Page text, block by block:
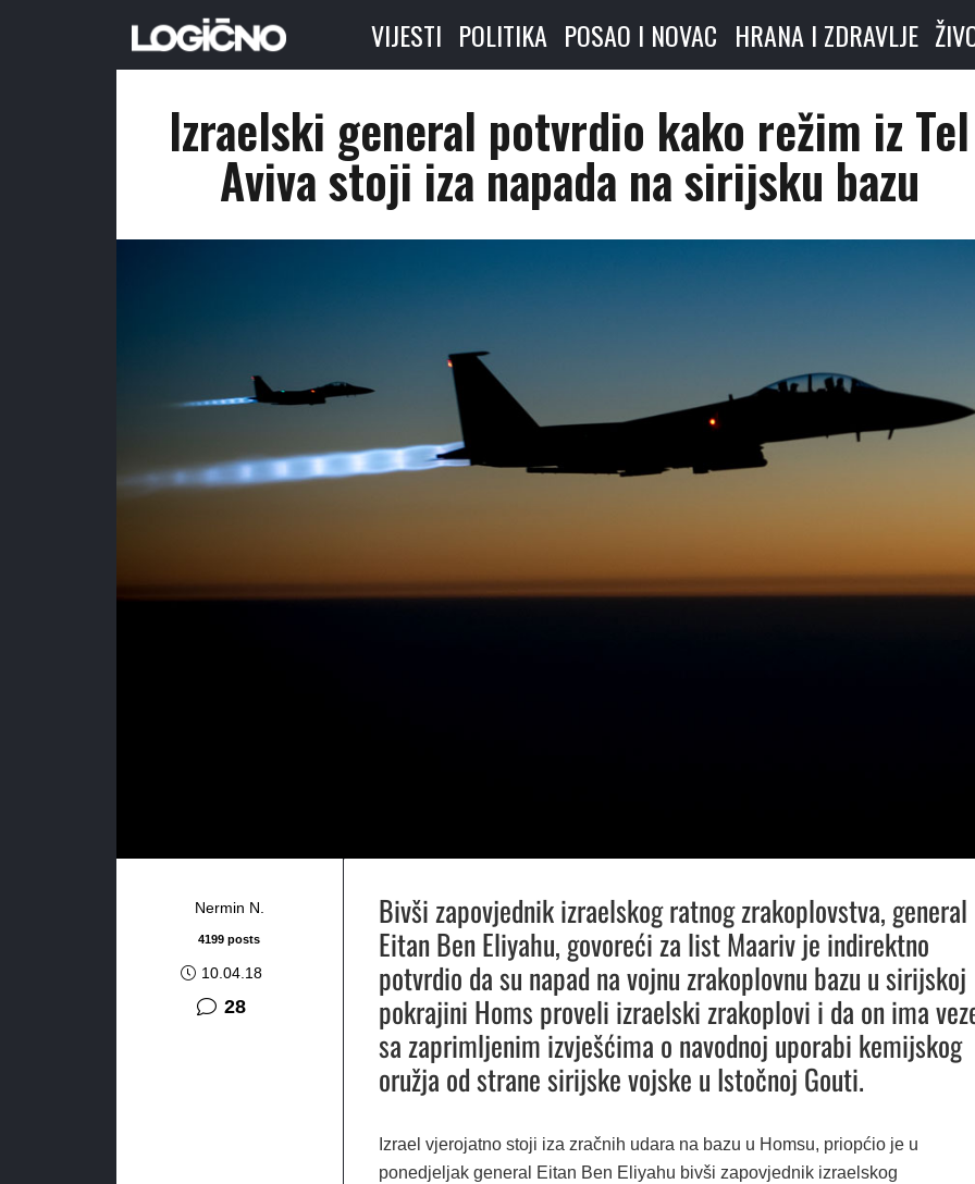
VIJESTI POLITIKA POSAO I NOVAC HRANA I ZDRAVLJE
Izraelski general potvrdio kako režim iz Tel
Aviva stoji iza napada na sirijsku bazu
Nermin N.
4199 posts
10.04.18
28komentara
Bivši zapovjednik izraelskog ratnog zrakoplovstva, general
Eitan Ben Eliyahu, govoreći za list Maariv je indirektno
potvrdio da su napad na vojnu zrakoplovnu bazu u sirijskoj
pokrajini Homs proveli izraelski zrakoplovi i da on ima
sa zaprimljenim izvješćima o navodnoj uporabi kemijskog
oružja od strane sirijske vojske u Istočnoj Gouti.
Izrael vjerojatno stoji iza zračnih udara na bazu u Homsu, priopćio je u
ponedjeljak general Eitan Ben Eliyahu bivši zapovjednik izraelskog